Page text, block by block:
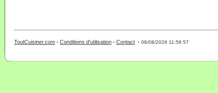
ToutCuisiner.com - Conditions d'utilisation - Contact - 08/08/2026 11:58:57